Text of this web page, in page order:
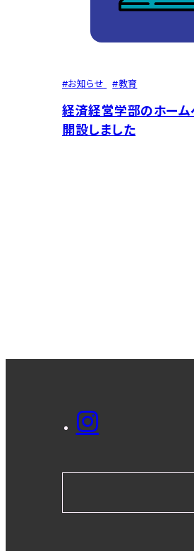
#お知らせ #教育
経済経営学部のホーム
開設しました